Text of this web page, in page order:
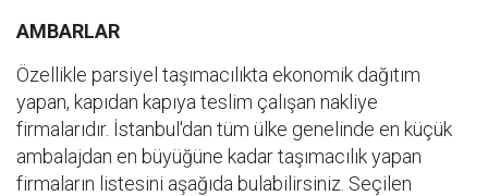
AMBARLAR
Özellikle parsiyel taşımacılıkta ekonomik dağıtım
yapan, kapıdan kapıya teslim çalışan nakliye
firmalarıdır. İstanbul'dan tüm ülke genelinde en küçük
ambalajdan en büyüğüne kadar taşımacılık yapan
firmaların listesini aşağıda bulabilirsiniz. Seçilen